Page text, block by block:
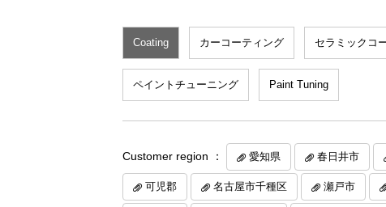
Coating カーコーティング セラミックコ
ペイントチューニング Paint Tuning
Customer region ： 愛知県 春日井市
可児郡 名古屋市千種区 瀬戸市